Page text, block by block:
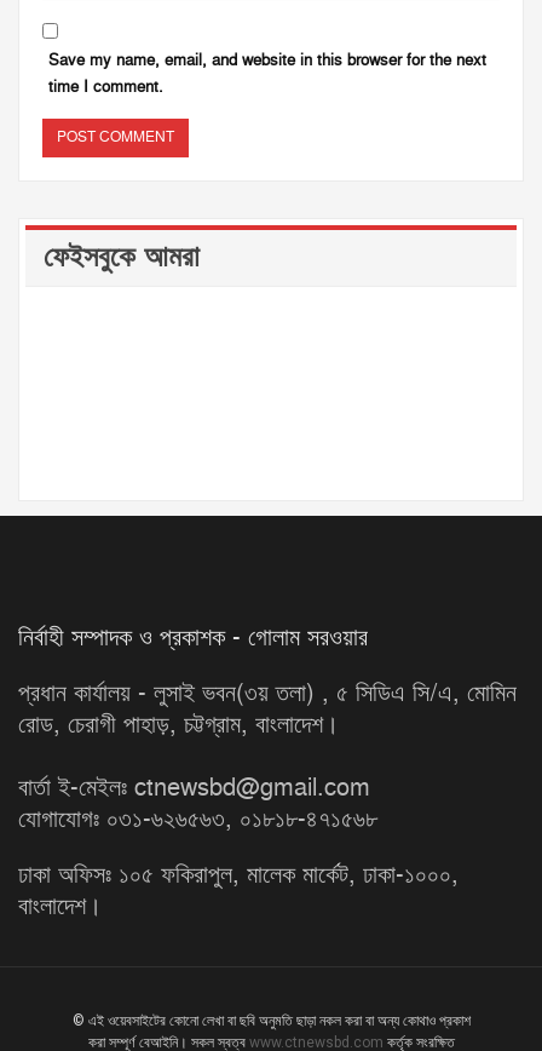
Save my name, email, and website in this browser for the next
time I comment.
ফেইসবুকে আমরা
নির্বাহী সম্পাদক ও প্রকাশক - গোলাম সরওয়ার
প্রধান কার্যালয় - লুসাই ভবন(৩য় তলা) , ৫ সিডিএ সি/এ, মোমিন
রোড, চেরাগী পাহাড়, চট্টগ্রাম, বাংলাদেশ।
বার্তা ই-মেইলঃ ctnewsbd@gmail.com
যোগাযোগঃ ০৩১-৬২৬৫৬৩, ০১৮১৮-৪৭১৫৬৮
ঢাকা অফিসঃ ১০৫ ফকিরাপুল, মালেক মার্কেট, ঢাকা-১০০০,
বাংলাদেশ।
© এই ওয়েবসাইটের কোনো লেখা বা ছবি অনুমতি ছাড়া নকল করা বা অন্য কোথাও প্রকাশ
করা সম্পূর্ণ বেআইনি। সকল স্বত্ব www.ctnewsbd.com কর্তৃক সংরক্ষিত